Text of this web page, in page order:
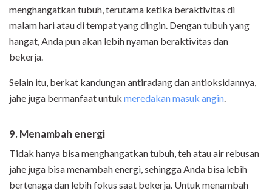
menghangatkan tubuh, terutama ketika beraktivitas di
malam hari atau di tempat yang dingin. Dengan tubuh yang
hangat, Anda pun akan lebih nyaman beraktivitas dan
bekerja.
Selain itu, berkat kandungan antiradang dan antioksidannya,
jahe juga bermanfaat untuk meredakan masuk angin
9. Menambah energi
Tidak hanya bisa menghangatkan tubuh, teh atau air rebusan
jahe juga bisa menambah energi, sehingga Anda bisa lebih
bertenaga dan lebih fokus saat bekerja. Untuk menambah